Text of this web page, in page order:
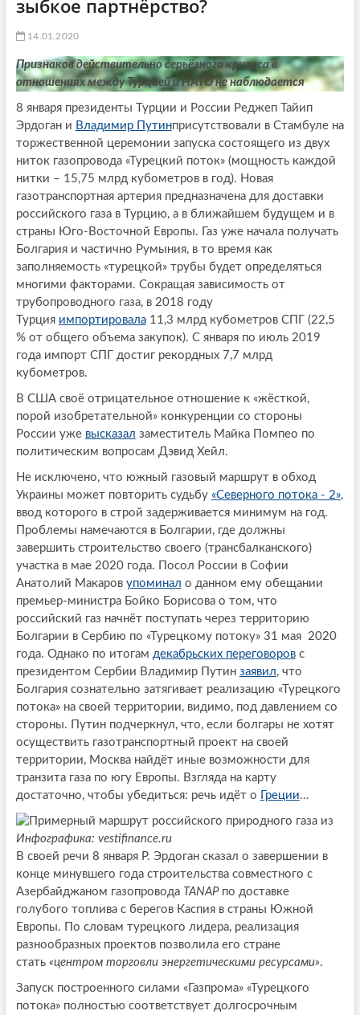
зыбкое партнёрство?
14.01.2020
Признаков действительно серьёзного кризиса в
отношениях между Турцией и НАТО не наблюдается
8 января президенты Турции и России Реджеп Тайип
Эрдоган и Владимир Путинприсутствовали в Стамбуле на
торжественной церемонии запуска состоящего из двух
ниток газопровода «Турецкий поток» (мощность каждой
нитки – 15,75 млрд кубометров в год). Новая
газотранспортная артерия предназначена для доставки
российского газа в Турцию, а в ближайшем будущем и в
страны Юго-Восточной Европы. Газ уже начала получать
Болгария и частично Румыния, в то время как
заполняемость «турецкой» трубы будет определяться
многими факторами. Сокращая зависимость от
трубопроводного газа, в 2018 году
Турция импортировала11,3 млрд кубометров СПГ (22,5
% от общего объема закупок). С января по июль 2019
года импорт СПГ достиг рекордных 7,7 млрд
кубометров.
В США своё отрицательное отношение к «жёсткой,
порой изобретательной» конкуренции со стороны
России уже высказал заместитель Майка Помпео по
политическим вопросам Дэвид Хейл.
Не исключено, что южный газовый маршрут в обход
Украины может повторить судьбу «Северного потока - 2»,
ввод которого в строй задерживается минимум на год.
Проблемы намечаются в Болгарии, где должны
завершить строительство своего (трансбалканского)
участка в мае 2020 года. Посол России в Софии
Анатолий Макаров упоминал о данном ему обещании
премьер-министра Бойко Борисова о том, что
российский газ начнёт поступать через территорию
Болгарии в Сербию по «Турецкому потоку» 31 мая 2020
года. Однако по итогам декабрьских переговоровс
президентом Сербии Владимир Путин заявил, что
Болгария сознательно затягивает реализацию «Турецкого
потока» на своей территории, видимо, под давлением со
стороны. Путин подчеркнул, что, если болгары не хотят
осуществить газотранспортный проект на своей
территории, Москва найдёт иные возможности для
транзита газа по югу Европы. Взгляда на карту
достаточно, чтобы убедиться: речь идёт о
Греции…
Инфографика: vestifinance.ru
В своей речи 8 января Р. Эрдоган сказал о завершении в
конце минувшего года строительства совместного с
Азербайджаном газопровода TANAPпо доставке
голубого топлива с берегов Каспия в страны Южной
Европы. По словам турецкого лидера, реализация
разнообразных проектов позволила его стране
стать «центром торговли энергетическими ресурсами».
Запуск построенного силами «Газпрома» «Турецкого
потока» полностью соответствует долгосрочным